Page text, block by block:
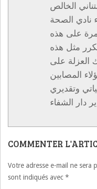
الخالص
نادي الصحة
على هذه
مثل هذه
العزلة على
وتقديري
دار الشفاء
COMMENTER
Votre adresse e-mail ne sera
sont indiqués avec *